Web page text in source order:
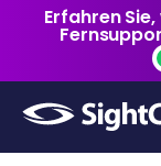
Erfahren